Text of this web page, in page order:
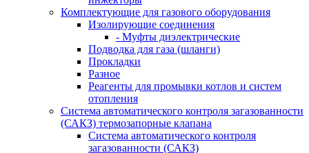
Комплектующие для газового оборудования
Изолирующие соединения
- Муфты диэлектрические
Подводка для газа (шланги)
Прокладки
Разное
Реагенты для промывки котлов и систем
отопления
Система автоматического контроля загазованности
(САКЗ) термозапорные клапана
Система автоматического контроля
загазованности (САКЗ)